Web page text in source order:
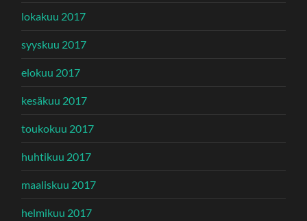
lokakuu 2017
syyskuu 2017
elokuu 2017
kesäkuu 2017
toukokuu 2017
huhtikuu 2017
maaliskuu 2017
helmikuu 2017